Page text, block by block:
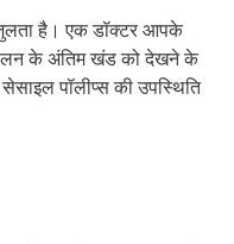
है। एक डॉक्टर आपके
के अंतिम खंड को देखने के
पॉलीप्स की उपस्थिति